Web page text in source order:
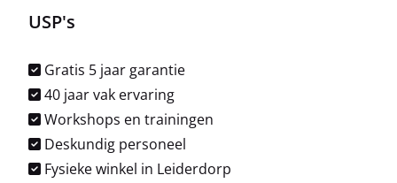
USP's
Gratis 5 jaar garantie
40 jaar vak ervaring
Workshops en trainingen
Deskundig personeel
Fysieke winkel in Leiderdorp